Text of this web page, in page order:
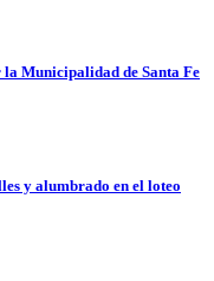
la Municipalidad de Santa Fe
y alumbrado en el loteo